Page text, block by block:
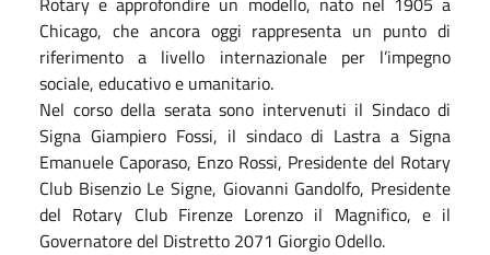
Chicago, che ancora oggi rappresenta un punto di
riferimento a livello internazionale per l’impegno
sociale, educativo e umanitario.
Nel corso della serata sono intervenuti il Sindaco di
Signa Giampiero Fossi, il sindaco di Lastra a Signa
Emanuele Caporaso, Enzo Rossi, Presidente del Rotary
Club Bisenzio Le Signe, Giovanni Gandolfo, Presidente
del Rotary Club Firenze Lorenzo il Magnifico, e il
Governatore del Distretto 2071 Giorgio Odello.